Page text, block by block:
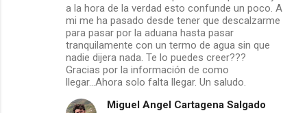
a la hora de la verdad esto confunde un poco. A
mi me ha pasado desde tener que descalzarme
para pasar por la aduana hasta pasar
tranquilamente con un termo de agua sin que
nadie dijera nada. Te lo puedes creer???
Gracias por la información de como
llegar...Ahora solo falta llegar. Un saludo.
Miguel Angel Cartagena Salgado